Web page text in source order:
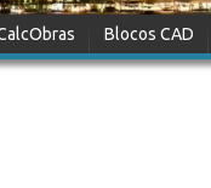
Blocos CAD